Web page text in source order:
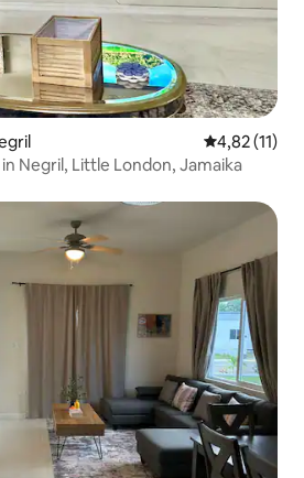
4,82 (11)
Negril, Little London, Jamaika